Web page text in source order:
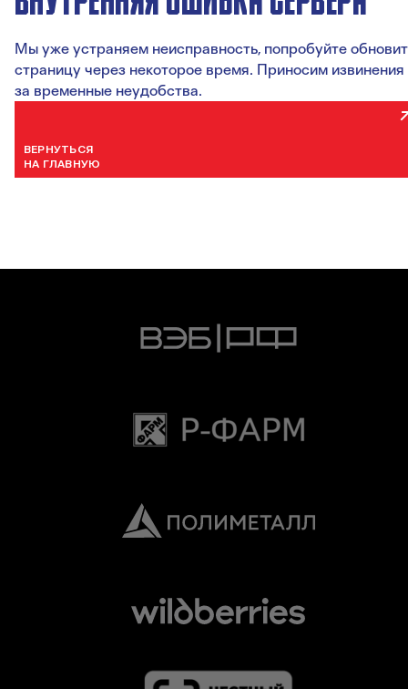
Мы уже устраняем неисправность, попробуйте
страницу через некоторое время. Приносим извинения
за временные неудобства.
ВЕРНУТЬСЯ
НА ГЛАВНУЮ